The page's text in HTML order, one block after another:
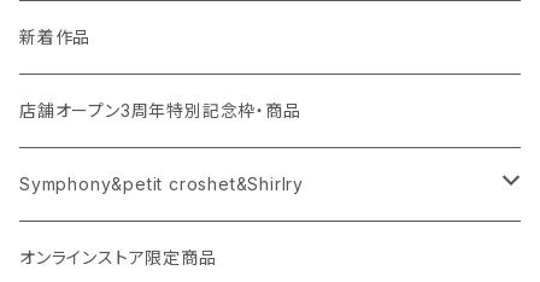
新着作品
店舗オープン3周年特別記念枠・商品
Symphony&petit croshet&Shirlry
Symphony（シンフォニー）
オンラインストア限定商品